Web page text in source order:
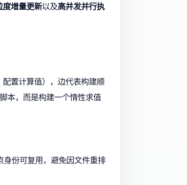
度增量更新以及高并发并行执
置计算值），边代表构建顺
本，而是构建一个惰性求值
身份可复用，避免因文件重排